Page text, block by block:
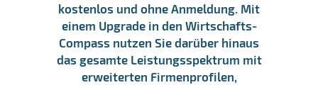
kostenlos und ohne Anmeldung. Mit
einem Upgrade in den Wirtschafts-
Compass nutzen Sie darüber hinaus
das gesamte Leistungsspektrum mit
erweiterten Firmenprofilen,